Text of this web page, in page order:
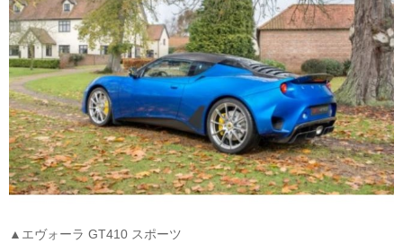
▲エヴォーラ GT410 スポーツ